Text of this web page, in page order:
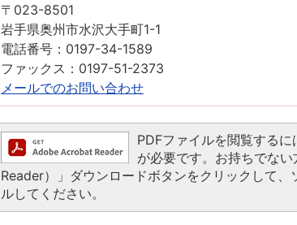
〒023-8501
岩手県奥州市水沢大手町1-1
電話番号：0197-34-1589
ファックス：0197-51-2373
メールでのお問い合わせ
PDFファイルを閲覧する
が必要です。お持ちでな
Reader）」ダウンロードボタンをクリックして
ルしてください。